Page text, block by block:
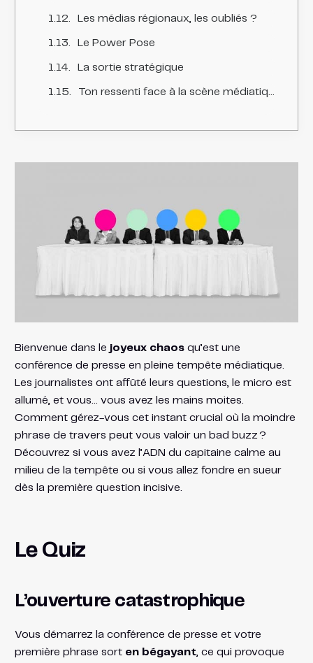
Les médias régionaux, les oubliés ?
Le Power Pose
La sortie stratégique
Ton ressenti face à la scène médiatique
Bienvenue dans le joyeux chaosqu’est une
conférence de presse en pleine tempête médiatique.
Les journalistes ont affûté leurs questions, le micro est
allumé, et vous… vous avez les mains moites.
Comment gérez-vous cet instant crucial où la moindre
phrase de travers peut vous valoir un bad buzz ?
Découvrez si vous avez l’ADN du capitaine calme au
milieu de la tempête ou si vous allez fondre en sueur
dès la première question incisive.
Le Quiz
L’ouverture catastrophique
Vous démarrez la conférence de presse et votre
première phrase sort en bégayant , ce qui provoque